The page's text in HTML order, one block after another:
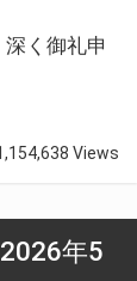
く御礼申
Views
年5